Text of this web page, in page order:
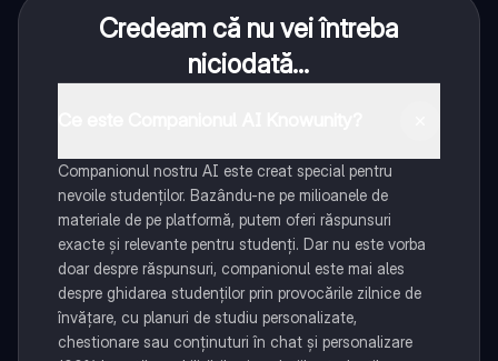
Credeam că nu vei întreba
niciodată...
Companionul nostru AI este creat special pentru
nevoile studenților. Bazându-ne pe milioanele de
materiale de pe platformă, putem oferi răspunsuri
exacte și relevante pentru studenți. Dar nu este vorba
doar despre răspunsuri, companionul este mai ales
despre ghidarea studenților prin provocările zilnice de
învățare, cu planuri de studiu personalizate,
chestionare sau conținuturi în chat și personalizare